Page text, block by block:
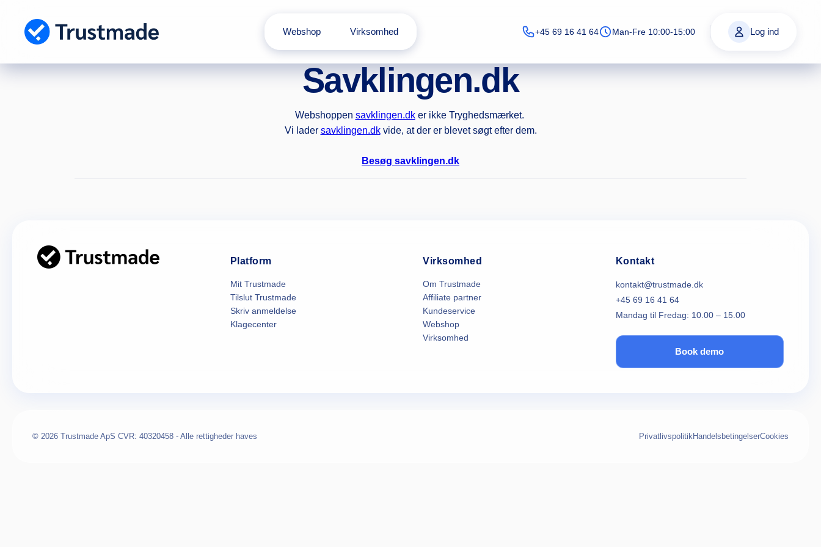
indhold
Webshop Virksomhed +45 69 16 41 64 Man-Fre 10:00-15:00 Log ind
Savklingen.dk
Webshoppen savklingen.dker ikke Tryghedsmærket.
Vi lader savklingen.dkvide, at der er blevet søgt efter dem.
Besøg savklingen.dk
Platform
Mit Trustmade
Tilslut Trustmade
Skriv anmeldelse
Klagecenter
Virksomhed
Om Trustmade
Affiliate partner
Kundeservice
Webshop
Virksomhed
Kontakt
kontakt@trustmade.dk
+45 69 16 41 64
Mandag til Fredag: 10.00 – 15.00
Book demo
© 2026 Trustmade ApS CVR: 40320458 - Alle rettigheder haves PrivatlivspolitikHandelsbetingelserCookies